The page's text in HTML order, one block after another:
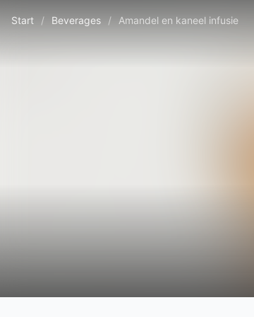
Start / Beverages / Amandel en kaneel infusie